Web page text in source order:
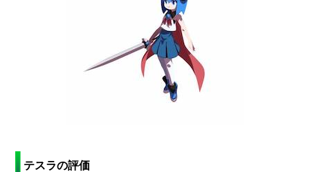
テスラの評価